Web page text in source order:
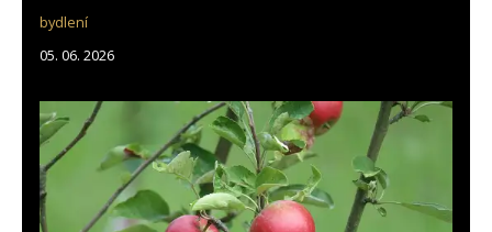
bydlení
05. 06. 2026